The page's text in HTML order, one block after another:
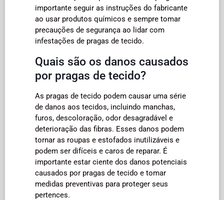
importante seguir as instruções do fabricante
ao usar produtos químicos e sempre tomar
precauções de segurança ao lidar com
infestações de pragas de tecido.
Quais são os danos causados
por pragas de tecido?
As pragas de tecido podem causar uma série
de danos aos tecidos, incluindo manchas,
furos, descoloração, odor desagradável e
deterioração das fibras. Esses danos podem
tornar as roupas e estofados inutilizáveis e
podem ser difíceis e caros de reparar. É
importante estar ciente dos danos potenciais
causados por pragas de tecido e tomar
medidas preventivas para proteger seus
pertences.